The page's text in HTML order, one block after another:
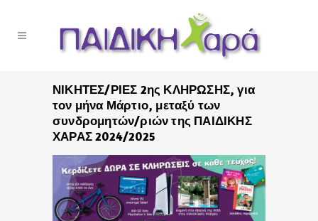
ΝΙΚΗΤΕΣ/ΡΙΕΣ 2ης ΚΛΗΡΩΣΗΣ, για
τον μήνα Μάρτιο, μεταξύ των
συνδρομητών/ριών της ΠΑΙΔΙΚΗΣ
ΧΑΡΑΣ 2024/2025